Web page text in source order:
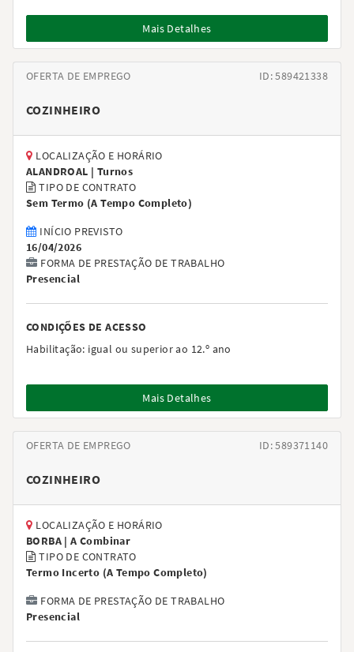
Mais Detalhes
OFERTA DE EMPREGO ID: 589421338
COZINHEIRO
LOCALIZAÇÃO E HORÁRIO
ALANDROAL | Turnos
TIPO DE CONTRATO
Sem Termo (A Tempo Completo)
INÍCIO PREVISTO
16/04/2026
FORMA DE PRESTAÇÃO DE TRABALHO
Presencial
CONDIÇÕES DE ACESSO
Habilitação: igual ou superior ao 12.º ano
Mais Detalhes
OFERTA DE EMPREGO ID: 589371140
COZINHEIRO
LOCALIZAÇÃO E HORÁRIO
BORBA |A Combinar
TIPO DE CONTRATO
Termo Incerto (A Tempo Completo)
FORMA DE PRESTAÇÃO DE TRABALHO
Presencial